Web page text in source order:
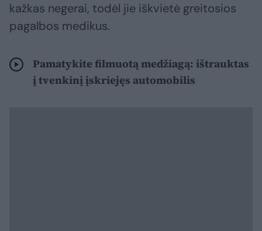
kažkas negerai, todėl jie iškvietė greitosios
pagalbos medikus.
Pamatykite filmuotą medžiagą: ištrauktas
į tvenkinį įskriejęs automobilis